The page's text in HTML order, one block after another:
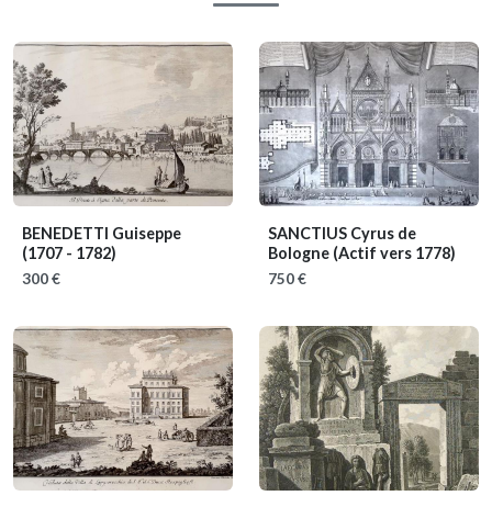
BENEDETTI Guiseppe
(1707 - 1782)
300 €
SANCTIUS Cyrus de
Bologne (Actif vers 1778)
750 €